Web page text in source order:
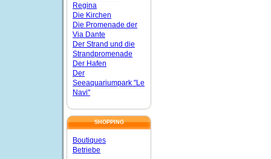
Regina
Die Kirchen
Die Promenade der
Via Dante
Der Strand und die
Strandpromenade
Der Hafen
Der
Seeaquariumpark "Le
Navi"
SHOPPING
Boutiques
Betriebe